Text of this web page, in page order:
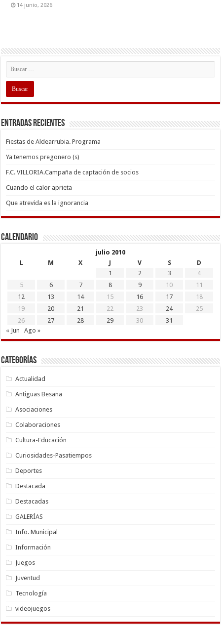
14 junio, 2026
Entradas recientes
Fiestas de Aldearrubia. Programa
Ya tenemos pregonero (s)
F.C. VILLORIA.Campaña de captación de socios
Cuando el calor aprieta
Que atrevida es la ignorancia
Calendario
julio 2010
L
M X J V S
D
1
2 3
4
5
6 7 8 9 10
11
12
13 14 15 16 17
18
19
20 21 22 23 24
25
26
27 28 29 30
31
« Jun
Ago »
Categorías
Actualidad
Antiguas Besana
Asociaciones
Colaboraciones
Cultura-Educación
Curiosidades-Pasatiempos
Deportes
Destacada
Destacadas
GALERÍAS
Info. Municipal
Información
Juegos
Juventud
Tecnología
videojuegos